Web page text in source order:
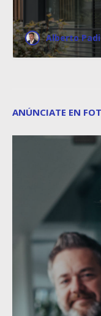
Alberto
ANÚNCIATE EN